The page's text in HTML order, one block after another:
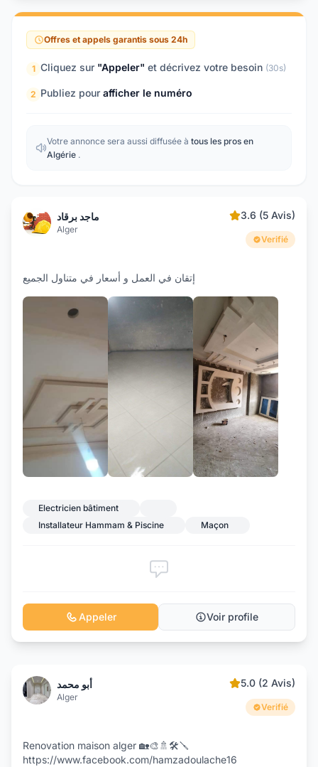
Offres et appels garantis sous 24h
1 Cliquez sur "Appeler" et décrivez votre besoin (30s)
2 Publiez pour afficher le numéro
Votre annonce sera aussi diffusée à tous les pros en
Algérie .
ماجد برقاد
Alger
3.6 (5 Avis)
Verifié
إتقان في العمل و أسعار في متناول الجميع
Electricien bâtiment
Installateur Hammam & Piscine
Maçon
Appeler Voir profile
أبو محمد
Alger
5.0 (2 Avis)
Verifié
Renovation maison alger 🏡🎨🚿🛠️🪛
https://www.facebook.com/hamzadoulache16